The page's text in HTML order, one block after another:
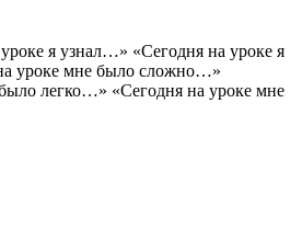
я узнал…» «Сегодня на уроке я
уроке мне было сложно…»
легко…» «Сегодня на уроке мне